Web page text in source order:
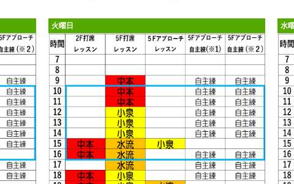
火曜日 水